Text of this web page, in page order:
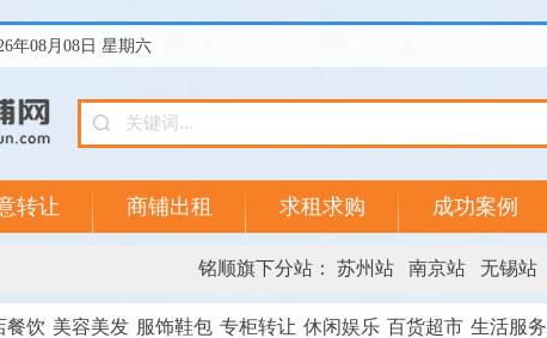
年08月08日 星期六
转让 商铺出租 求租求购 成功案例
铭顺旗下分站： 苏州站 南京站 无锡站
餐饮 美容美发 服饰鞋包 专柜转让 休闲娱乐 百货超市 生活服务